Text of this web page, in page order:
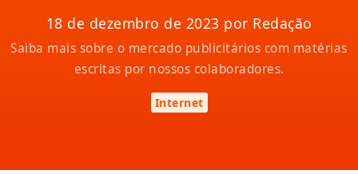
18 de dezembro de 2023 por Redação
Saiba mais sobre o mercado publicitários com matérias
escritas por nossos colaboradores.
Internet